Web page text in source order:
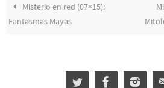
Misterio en red (07×15):
Fantasmas Mayas